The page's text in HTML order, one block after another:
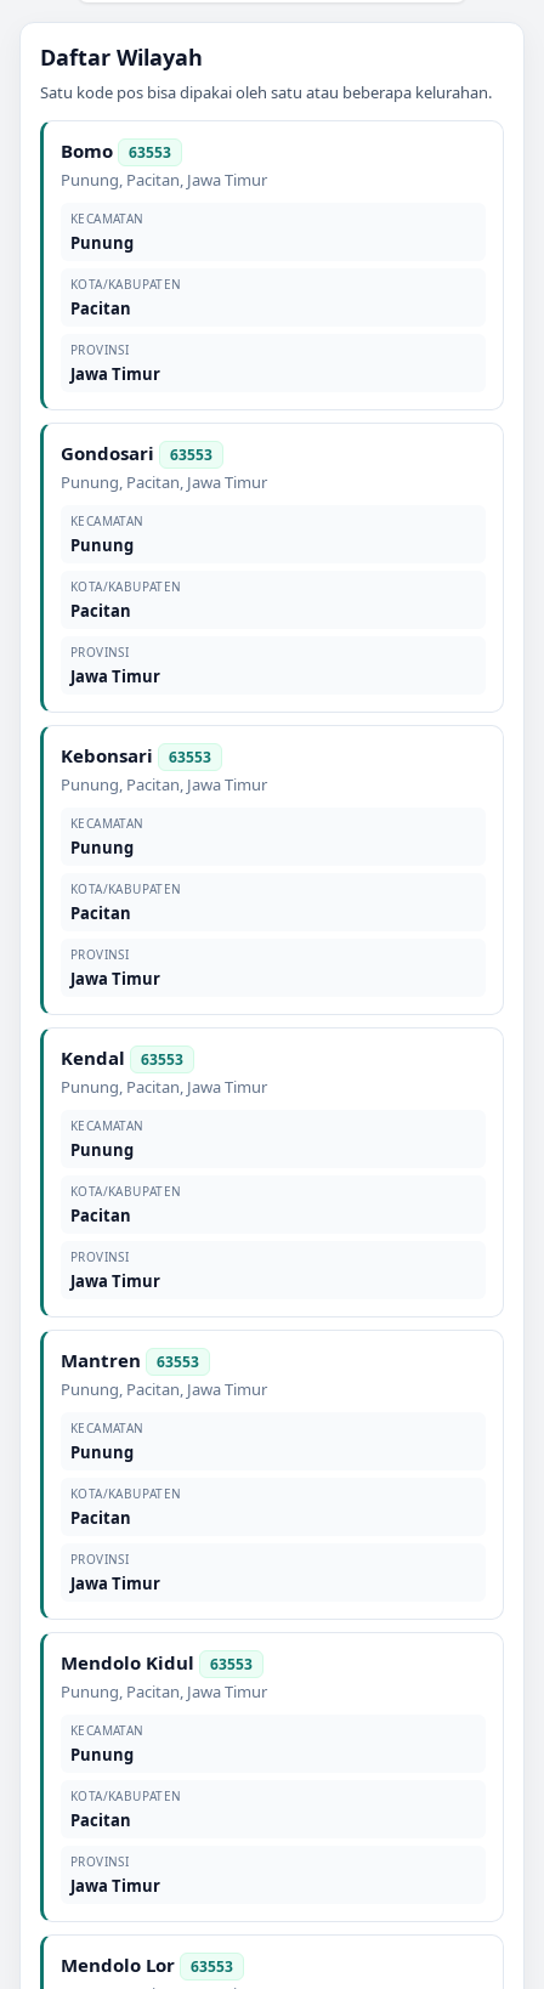
Daftar Wilayah
Satu kode pos bisa dipakai oleh satu atau beberapa kelurahan.
Bomo 63553
Punung, Pacitan, Jawa Timur
KECAMATAN
Punung
KOTA/KABUPATEN
Pacitan
PROVINSI
Jawa Timur
Gondosari 63553
Punung, Pacitan, Jawa Timur
KECAMATAN
Punung
KOTA/KABUPATEN
Pacitan
PROVINSI
Jawa Timur
Kebonsari 63553
Punung, Pacitan, Jawa Timur
KECAMATAN
Punung
KOTA/KABUPATEN
Pacitan
PROVINSI
Jawa Timur
Kendal 63553
Punung, Pacitan, Jawa Timur
KECAMATAN
Punung
KOTA/KABUPATEN
Pacitan
PROVINSI
Jawa Timur
Mantren 63553
Punung, Pacitan, Jawa Timur
KECAMATAN
Punung
KOTA/KABUPATEN
Pacitan
PROVINSI
Jawa Timur
Mendolo Kidul 63553
Punung, Pacitan, Jawa Timur
KECAMATAN
Punung
KOTA/KABUPATEN
Pacitan
PROVINSI
Jawa Timur
Mendolo Lor 63553